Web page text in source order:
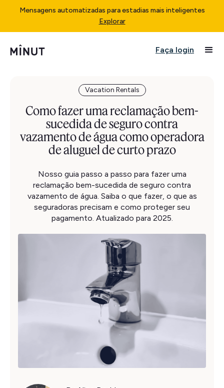
Mensagens automatizadas para estadias mais inteligentes
Explorar
Faça login
Vacation Rentals
Como fazer uma reclamação bem-
sucedida de seguro contra
vazamento de água como operadora
de aluguel de curto prazo
Nosso guia passo a passo para fazer uma
reclamação bem-sucedida de seguro contra
vazamento de água. Saiba o que fazer, o que as
seguradoras precisam e como proteger seu
pagamento. Atualizado para 2025.